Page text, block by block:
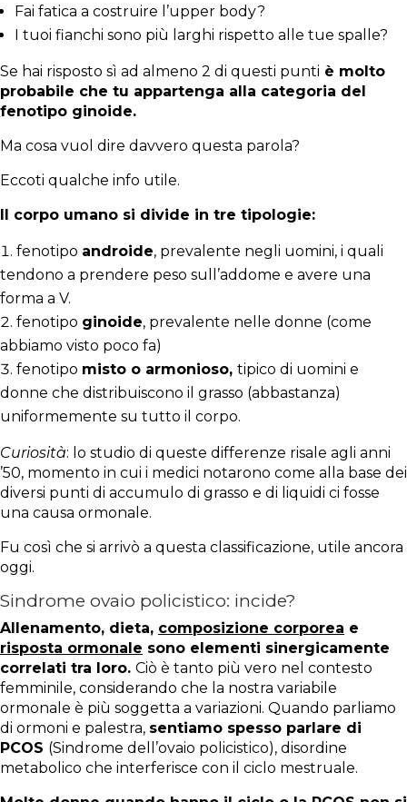
Fai fatica a costruire l’upper body?
I tuoi fianchi sono più larghi rispetto alle tue spalle?
Se hai risposto sì ad almeno 2 di questi punti è molto
probabile che tu appartenga alla categoria del
fenotipo ginoide.
Ma cosa vuol dire davvero questa parola?
Eccoti qualche info utile.
Il corpo umano si divide in tre tipologie:
fenotipo androide, prevalente negli uomini, i quali
tendono a prendere peso sull’addome e avere una
forma a V.
fenotipo ginoide, prevalente nelle donne (come
abbiamo visto poco fa)
fenotipo misto o armonioso, tipico di uomini e
donne che distribuiscono il grasso (abbastanza)
uniformemente su tutto il corpo.
Curiosità: lo studio di queste differenze risale agli anni
’50, momento in cui i medici notarono come alla base dei
diversi punti di accumulo di grasso e di liquidi ci fosse
una causa ormonale.
Fu così che si arrivò a questa classificazione, utile ancora
oggi.
Sindrome ovaio policistico: incide?
Allenamento, dieta, composizione corporea e
risposta ormonale sono elementi sinergicamente
correlati tra loro. Ciò è tanto più vero nel contesto
femminile, considerando che la nostra variabile
ormonale è più soggetta a variazioni. Quando parliamo
di ormoni e palestra, sentiamo spesso parlare di
PCOS (Sindrome dell’ovaio policistico), disordine
metabolico che interferisce con il ciclo mestruale.